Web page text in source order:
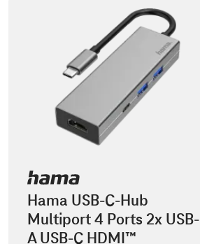
Hama USB-C-Hub
Multiport 4 Ports 2x USB-
A USB-C HDMI™